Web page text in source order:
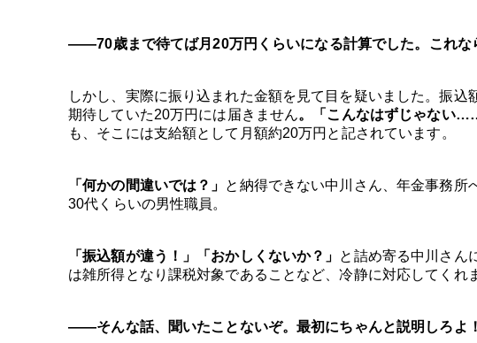
――70歳まで待てば月20万円くらいになる計算でした。これな
しかし、実際に振り込まれた金額を見て目を疑いました。振
期待していた20万円には届きません。「こんなはずじゃない
も、そこには支給額として月額約20万円と記されています。
「何かの間違いでは？」 と納得できない中川さん、年金事務所
30代くらいの男性職員。
「振込額が違う！」「おかしくないか？」 と詰め寄る中川さん
は雑所得となり課税対象であることなど、冷静に対応してく
――そんな話、聞いたことないぞ。最初にちゃんと説明しろよ！